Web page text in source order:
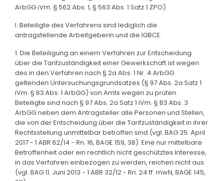
ArbGG iVm. § 562 Abs. 1, § 563 Abs. 1 Satz 1 ZPO).
I. Beteiligte des Verfahrens sind lediglich die
antragstellende Arbeitgeberin und die IGBCE.
1. Die Beteiligung an einem Verfahren zur Entscheidung
über die Tarifzuständigkeit einer Gewerkschaft ist wegen
des in den Verfahren nach § 2a Abs. 1 Nr. 4 ArbGG
geltenden Untersuchungsgrundsatzes (§ 97 Abs. 2a Satz 1
iVm. § 83 Abs. 1 ArbGG) von Amts wegen zu prüfen.
Beteiligte sind nach § 97 Abs. 2a Satz 1 iVm. § 83 Abs. 3
ArbGG neben dem Antragsteller alle Personen und Stellen,
die von der Entscheidung über die Tarifzuständigkeit in ihrer
Rechtsstellung unmittelbar betroffen sind (vgl. BAG 25. April
2017 - 1 ABR 62/14 - Rn. 16, BAGE 159, 38). Eine nur mittelbare
Betroffenheit oder ein rechtlich nicht geschütztes Interesse,
in das Verfahren einbezogen zu werden, reichen nicht aus
(vgl. BAG 11. Juni 2013 - 1 ABR 32/12 - Rn. 24 ff. mwN, BAGE 145,